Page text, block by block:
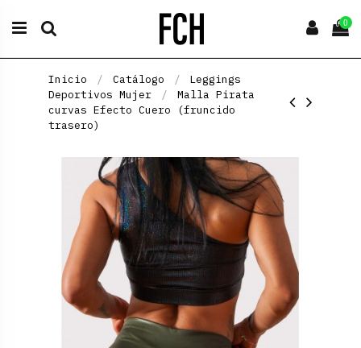
0
Inicio Catálogo
Leggings
Deportivos Mujer
Malla Pirata
curvas Efecto Cuero (fruncido
trasero)